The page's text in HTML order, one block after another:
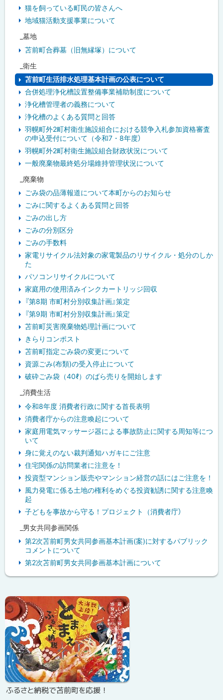
猫を飼っている町民の皆さんへ
地域猫活動支援事業について
_墓地
苫前町合葬墓（旧無縁塚）について
_衛生
苫前町生活排水処理基本計画の公表について
合併処理浄化槽設置整備事業補助制度について
浄化槽管理者の義務について
浄化槽のよくある質問と回答
羽幌町外2町村衛生施設組合における競争入札参加資格審査
の申込受付について（令和7・8年度）
羽幌町外2町村衛生施設組合財政状況について
一般廃棄物最終処分場維持管理状況について
_廃棄物
ごみ袋の品薄報道について本町からのお知らせ
ごみに関するよくある質問と回答
ごみの出し方
ごみの分別区分
ごみの手数料
家電リサイクル法対象の家電製品のリサイクル・処分のしか
た
パソコンリサイクルについて
家庭用の使用済みインクカートリッジ回収
『第8期 市町村分別収集計画』策定
『第9期 市町村分別収集計画』策定
苫前町災害廃棄物処理計画について
きらりコンポスト
苫前町指定ごみ袋の変更について
資源ごみ(布類)の受入停止について
破砕ごみ袋（40ℓ）のばら売りを開始します
_消費生活
令和8年度 消費者行政に関する首長表明
消費者庁からの注意喚起について
家庭用電気マッサージ器による事故防止に関する周知等につ
いて
身に覚えのない裁判通知ハガキにご注意
住宅関係の訪問業者に注意を！
投資型マンション販売やマンション経営の話にはご注意を！
風力発電に係る土地の権利をめぐる投資勧誘に関する注意喚
起
子どもを事故から守る！プロジェクト（消費者庁）
_男女共同参画関係
第2次苫前町男女共同参画基本計画(案)に対するパブリック
コメントについて
第2次苫前町男女共同参画基本計画について
ッ
ク
ア
ッ
プ
ふるさと納税で苫前町を応援！